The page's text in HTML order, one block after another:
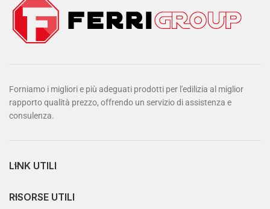
Forniamo i migliori e più adeguati prodotti per l'edilizia al miglior
rapporto qualità prezzo, offrendo un servizio di assistenza e
consulenza.
LINK UTILI
RISORSE UTILI